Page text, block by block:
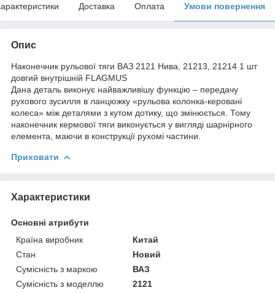
Доставка Оплата Умови повернення
Опис
Наконечник рульової тяги ВАЗ 2121 Нива, 21213, 21214 1 шт
довгий внутрішній FLAGMUS
Дана деталь виконує найважливішу функцію – передачу
рухового зусилля в ланцюжку «рульова колонка-керовані
колеса» між деталями з кутом дотику, що змінюється. Тому
наконечник кермової тяги виконується у вигляді шарнірного
елемента, маючи в конструкції рухомі частини.
Приховати
Характеристики
Основні атрибути
Країна виробник
Китай
Стан
Новий
Сумісність з маркою
ВАЗ
Сумісність з моделлю
2121